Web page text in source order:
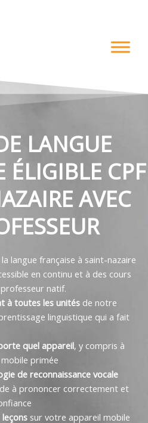
LANGUE
ÉLIGIBLE CPF
AVEC
langue française à saint-nazaire
en continu et à des cours
natif.
à toutes les unitésde notre
linguistique qui a fait
quel appareil, y compris à
primée
de reconnaissance vocale
à prononcer correctement et
sur votre appareil mobile